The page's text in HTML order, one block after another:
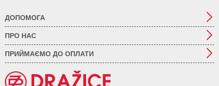
ДОПОМОГА
ПРО НАС
ПРИЙМАЄМО ДО ОПЛАТИ